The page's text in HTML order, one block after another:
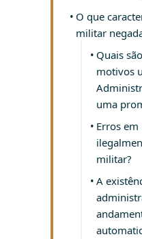
O que
militar
Quais
motivos
uma
Erros
militar?
A